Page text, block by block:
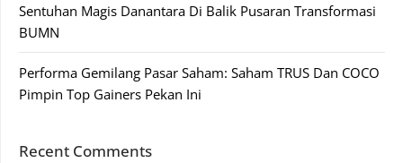
Sentuhan Magis Danantara Di Balik Pusaran Transformasi
BUMN
Performa Gemilang Pasar Saham: Saham TRUS Dan COCO
Pimpin Top Gainers Pekan Ini
Recent Comments